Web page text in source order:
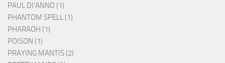
PAUL DI'ANNO (1)
PHANTOM SPELL (1)
PHARAOH (1)
POISON (1)
PRAYING MANTIS (2)